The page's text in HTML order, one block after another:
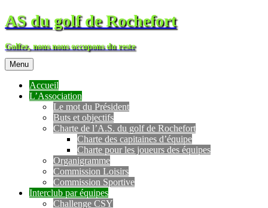
AS du golf de Rochefort
Golfez, nous nous occupons du reste
Menu
Accueil
L’Association
Le mot du Président
Buts et objectifs
Charte de l’A.S. du golf de Rochefort
Charte des capitaines d’équipe
Charte pour les joueurs des équipes
Organigramme
Commission Loisirs
Commission Sportive
Interclub par équipes
Challenge CSY